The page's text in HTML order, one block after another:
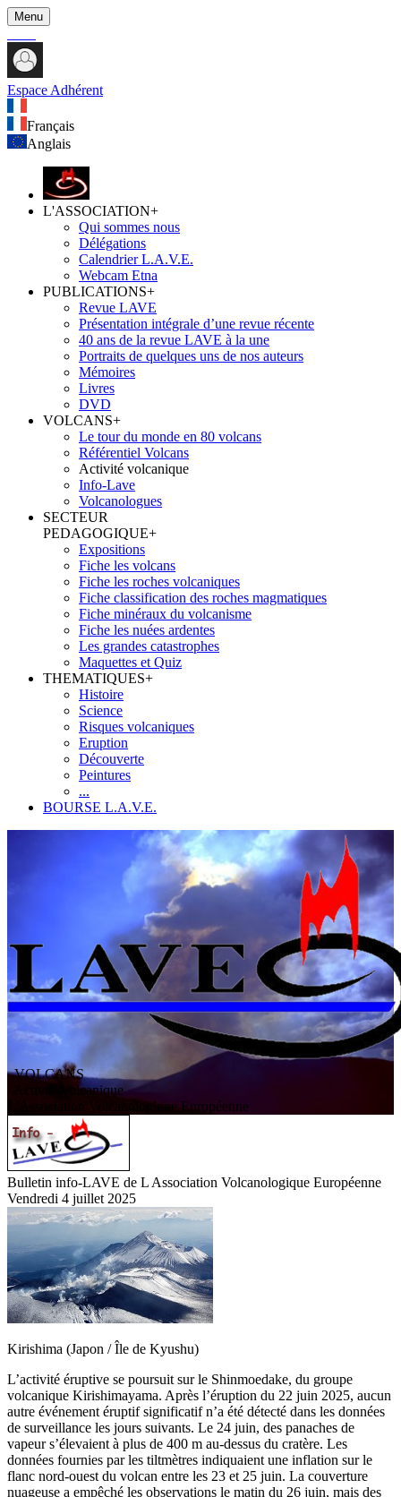
Menu
Espace Adhérent
Français
Anglais
L'ASSOCIATION+
Qui sommes nous
Délégations
Calendrier L.A.V.E.
Webcam Etna
PUBLICATIONS+
Revue LAVE
Présentation intégrale d’une revue récente
40 ans de la revue LAVE à la une
Portraits de quelques uns de nos auteurs
Mémoires
Livres
DVD
VOLCANS+
Le tour du monde en 80 volcans
Référentiel Volcans
Activité volcanique
Info-Lave
Volcanologues
SECTEUR
PEDAGOGIQUE+
Expositions
Fiche les volcans
Fiche les roches volcaniques
Fiche classification des roches magmatiques
Fiche minéraux du volcanisme
Fiche les nuées ardentes
Les grandes catastrophes
Maquettes et Quiz
THEMATIQUES+
Histoire
Science
Risques volcaniques
Eruption
Découverte
Peintures
...
BOURSE L.A.V.E.
VOLCANS
/ Activité volcanique
ssociation V olcanologiqueEuropéenne
Bulletin info-LAVE de L Association Volcanologique Européenne
Vendredi 4 juillet 2025
Kirishima (Japon / Île de Kyushu)
L’activité éruptive se poursuit sur le Shinmoedake, du groupe
volcanique Kirishimayama. Après l’éruption du 22 juin 2025, aucun
autre événement éruptif significatif n’a été détecté dans les données
de surveillance les jours suivants. Le 24 juin, des panaches de
vapeur s’élevaient à plus de 400 m au-dessus du cratère. Les
données fournies par les tiltmètres indiquaient une inflation sur le
flanc nord-ouest du volcan entre les 23 et 25 juin. La couverture
nuageuse a empêché les observations le matin du 26 juin, mais des